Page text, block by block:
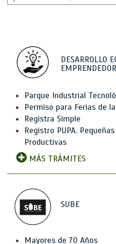
DESARROLLO
Parque Industrial
Permiso para Ferias de
Registra Simple
Registro PUPA.
Productivas
MÁS TRÁMITES
SUBE
Mayores de 70 Años